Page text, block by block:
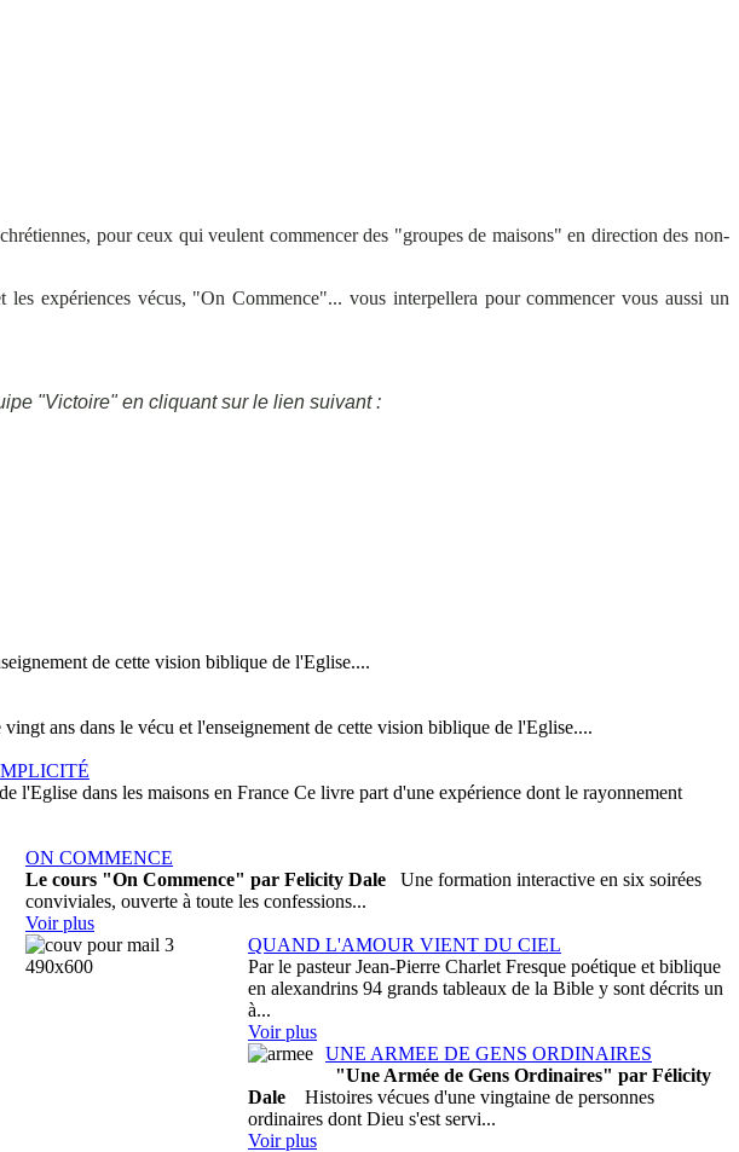
pour ceux qui veulent commencer des "groupes de maisons" en direction des non-
expériences vécus, "On Commence"... vous interpellera pour commencer vous aussi un
"Victoire" en cliquant sur le lien suivant :
de cette vision biblique de l'Eglise....
ans dans le vécu et l'enseignement de cette vision biblique de l'Eglise....
l'Eglise dans les maisons en France Ce livre part d'une expérience dont le rayonnement
ON COMMENCE
Le cours "On Commence" par Felicity Dale
Une formation interactive en six soirées
conviviales, ouverte à toute les confessions...
Voir plus
QUAND L'AMOUR VIENT DU CIEL
Par le pasteur Jean-Pierre Charlet Fresque poétique et biblique
en alexandrins 94 grands tableaux de la Bible y sont décrits un
à...
Voir plus
UNE ARMEE DE GENS ORDINAIRES
"Une Armée de Gens Ordinaires" par Félicity
Dale
Histoires vécues d'une vingtaine de personnes
ordinaires dont Dieu s'est servi...
Voir plus